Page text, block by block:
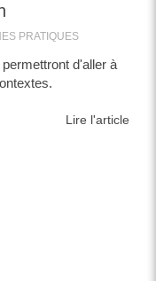
PRATIQUES
d'aller à
Lire l'article